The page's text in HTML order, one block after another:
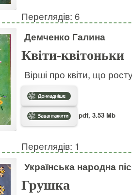
Переглядів: 6
Демченко Галина
Квіти-квітоньки
Вірші про квіти, що
pdf, 3.53 Mb
Переглядів: 1
Українська народна
Грушка